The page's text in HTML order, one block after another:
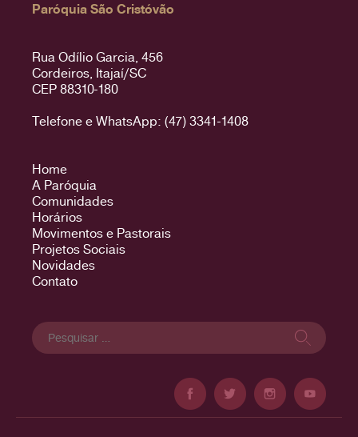
Paróquia São Cristóvão
Rua Odílio Garcia, 456
Cordeiros, Itajaí/SC
CEP 88310-180
Telefone e WhatsApp: (47) 3341-1408
Home
A Paróquia
Comunidades
Horários
Movimentos e Pastorais
Projetos Sociais
Novidades
Contato
Pesquisar
por: